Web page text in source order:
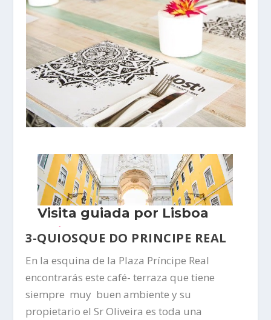
3-QUIOSQUE DO PRINCIPE REAL
En la esquina de la Plaza Príncipe Real
encontrarás este café- terraza que tiene
siempre muy buen ambiente y su
propietario el Sr Oliveira es toda una